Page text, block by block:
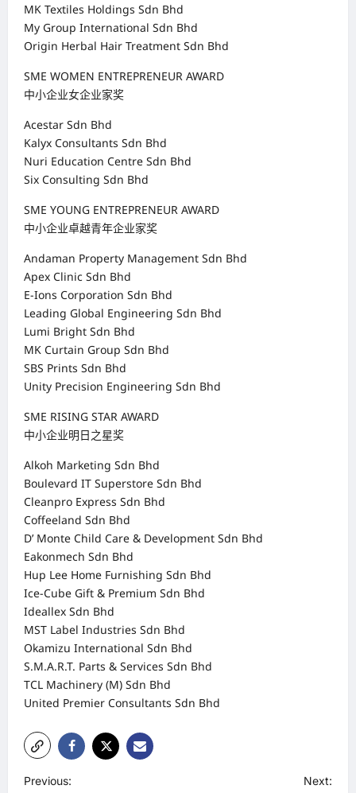
MK Textiles Holdings Sdn Bhd
My Group International Sdn Bhd
Origin Herbal Hair Treatment Sdn Bhd
SME WOMEN ENTREPRENEUR AWARD
中小企业女企业家奖
Acestar Sdn Bhd
Kalyx Consultants Sdn Bhd
Nuri Education Centre Sdn Bhd
Six Consulting Sdn Bhd
SME YOUNG ENTREPRENEUR AWARD
中小企业卓越青年企业家奖
Andaman Property Management Sdn Bhd
Apex Clinic Sdn Bhd
E-Ions Corporation Sdn Bhd
Leading Global Engineering Sdn Bhd
Lumi Bright Sdn Bhd
MK Curtain Group Sdn Bhd
SBS Prints Sdn Bhd
Unity Precision Engineering Sdn Bhd
SME RISING STAR AWARD
中小企业明日之星奖
Alkoh Marketing Sdn Bhd
Boulevard IT Superstore Sdn Bhd
Cleanpro Express Sdn Bhd
Coffeeland Sdn Bhd
D’ Monte Child Care & Development Sdn Bhd
Eakonmech Sdn Bhd
Hup Lee Home Furnishing Sdn Bhd
Ice-Cube Gift & Premium Sdn Bhd
Ideallex Sdn Bhd
MST Label Industries Sdn Bhd
Okamizu International Sdn Bhd
S.M.A.R.T. Parts & Services Sdn Bhd
TCL Machinery (M) Sdn Bhd
United Premier Consultants Sdn Bhd
P
Previous:
Next: